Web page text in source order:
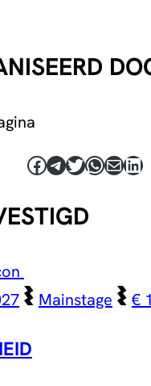
Facebook
Telegram
Twitter
E-mail
Mainstage €